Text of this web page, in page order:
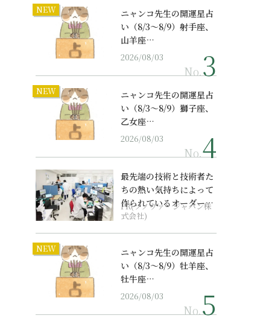
NEW
ニャンコ先生の開運星占
い（8/3～8/9）射手座、
山羊座…
2026/08/03
No.
NEW
ニャンコ先生の開運星占
い（8/3～8/9）獅子座、
乙女座…
2026/08/03
No.
最先端の技術と技術者た
ちの熱い気持ちによって
作られているオーダーメ
イド補聴器
PR(ソノヴァ・ジャパン株
式会社)
NEW
ニャンコ先生の開運星占
い（8/3～8/9）牡羊座、
牡牛座…
2026/08/03
No.